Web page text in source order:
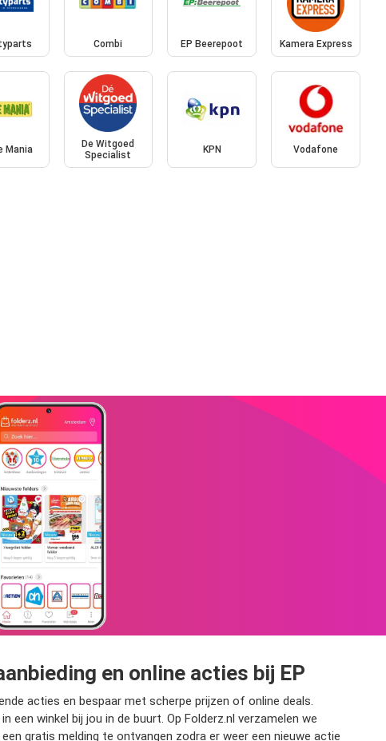
Combi EP Beerepoot Kamera Express
Mania
De Witgoed
Specialist
KPN Vodafone
en online acties bij EP
acties en bespaar met scherpe prijzen of online deals.
winkel bij jou in de buurt. Op Folderz.nl verzamelen we
gratis melding te ontvangen zodra er weer een nieuwe actie